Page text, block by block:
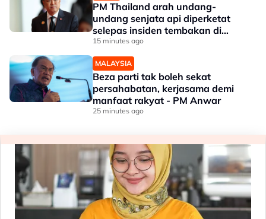
PM Thailand arah undang-
undang senjata api diperketat
selepas insiden tembakan di
sekolah
15 minutes ago
MALAYSIA
Beza parti tak boleh sekat
persahabatan, kerjasama demi
manfaat rakyat - PM Anwar
25 minutes ago